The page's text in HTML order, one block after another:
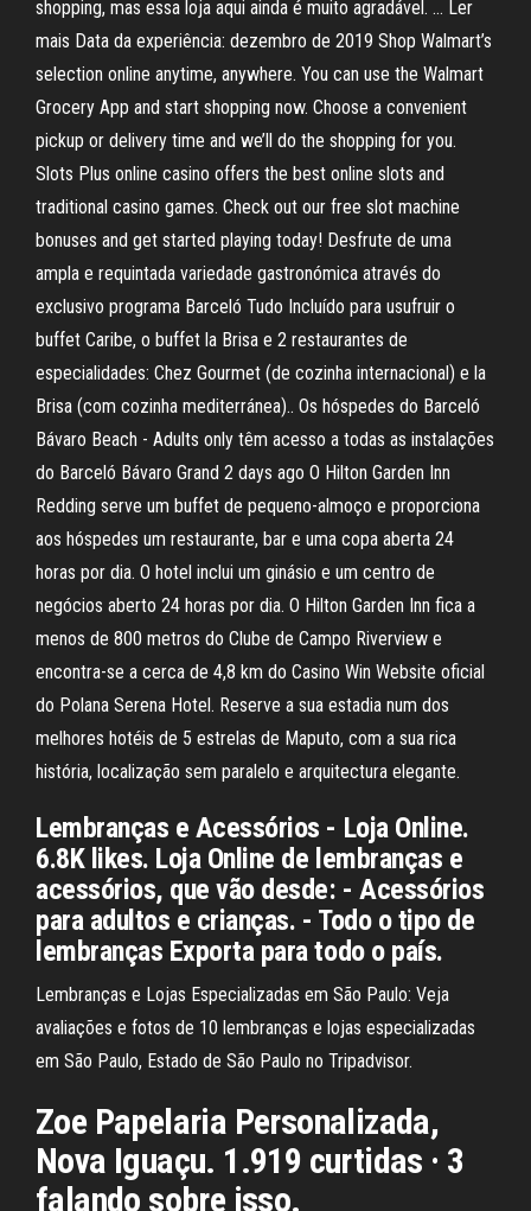
shopping, mas essa loja aqui ainda é muito agradável. … Ler
mais Data da experiência: dezembro de 2019 Shop Walmart’s
selection online anytime, anywhere. You can use the Walmart
Grocery App and start shopping now. Choose a convenient
pickup or delivery time and we’ll do the shopping for you.
Slots Plus online casino offers the best online slots and
traditional casino games. Check out our free slot machine
bonuses and get started playing today! Desfrute de uma
ampla e requintada variedade gastronómica através do
exclusivo programa Barceló Tudo Incluído para usufruir o
buffet Caribe, o buffet la Brisa e 2 restaurantes de
especialidades: Chez Gourmet (de cozinha internacional) e la
Brisa (com cozinha mediterránea).. Os hóspedes do Barceló
Bávaro Beach - Adults only têm acesso a todas as instalações
do Barceló Bávaro Grand 2 days ago O Hilton Garden Inn
Redding serve um buffet de pequeno-almoço e proporciona
aos hóspedes um restaurante, bar e uma copa aberta 24
horas por dia. O hotel inclui um ginásio e um centro de
negócios aberto 24 horas por dia. O Hilton Garden Inn fica a
menos de 800 metros do Clube de Campo Riverview e
encontra-se a cerca de 4,8 km do Casino Win Website oficial
do Polana Serena Hotel. Reserve a sua estadia num dos
melhores hotéis de 5 estrelas de Maputo, com a sua rica
história, localização sem paralelo e arquitectura elegante.
Lembranças e Acessórios - Loja Online.
6.8K likes. Loja Online de lembranças e
acessórios, que vão desde: - Acessórios
para adultos e crianças. - Todo o tipo de
lembranças Exporta para todo o país.
Lembranças e Lojas Especializadas em São Paulo: Veja
avaliações e fotos de 10 lembranças e lojas especializadas
em São Paulo, Estado de São Paulo no Tripadvisor.
Zoe Papelaria Personalizada,
Nova Iguaçu. 1.919 curtidas · 3
falando sobre isso.